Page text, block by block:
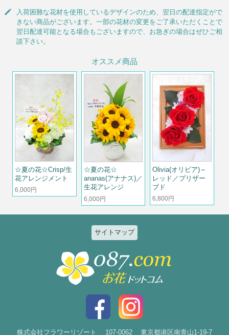
入荷困難な花材を使用しているデザインのため、翌日の配達指定がで
きない商品がございます。一部の花材の変更をご了承いただくことで
翌日配達可能となる場合もございますので、お急ぎの場合はぜひご相
談下さい。
オススメ商品
☆夏の花☆Crisp/生
花アレンジメント
6,000円
☆夏の花☆
ananas(アナナス)／
生花アレンジ
6,000円
Olivia(オリビア)～
レッド／プリザー
ブド
6,800円
サイトマップ
特集
2026ひまわりと夏の花特集
お祝い花特集～開店・移転・就
花束
個人のお客様
結婚記念日
入社・退職
結婚
出産
株式会社フラワーリゾート 107-0062 東京都港区南青山1-19-7